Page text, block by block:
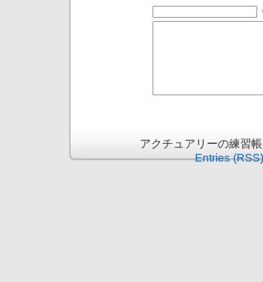
アクチュアリーの練習
Entries (RSS)